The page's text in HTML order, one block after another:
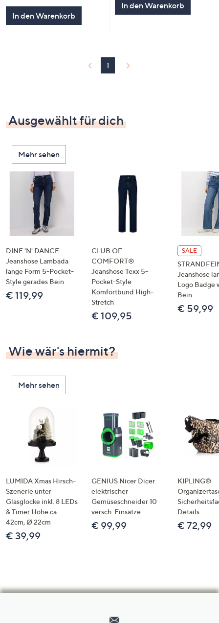
In den Warenkorb
In den Warenkorb
1
Ausgewählt für dich
Mehr sehen
DINE 'N' DANCE
Jeanshose Lambada
lange Form 5-Pocket-
Style gerades Bein
€ 119,99
CLUB OF
COMFORT®
Jeanshose Texx 5-
Pocket-Style
Komfortbund High-
Stretch
€ 109,95
SALE
Jeanshose
Logo Badge
Bein
€ 59,99
Wie wär's hiermit?
Mehr sehen
LUMIDA Xmas Hirsch-
Szenerie unter
Glasglocke inkl. 8 LEDs
& Timer Höhe ca.
42cm, Ø 22cm
€ 39,99
GENIUS Nicer Dicer
elektrischer
Gemüseschneider 10
versch. Einsätze
€ 99,99
KIPLING®
Details
€ 72,99